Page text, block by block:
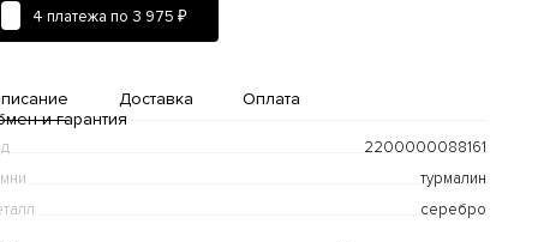
4 платежа по 3 975 ₽
2200000088161
турмалин
серебро
Доставка
Оплата
и гарантия